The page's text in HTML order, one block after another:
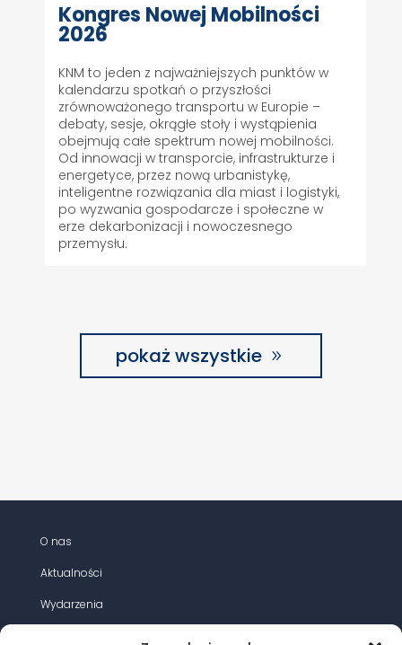
Kongres Nowej Mobilności
2026
KNM to jeden z najważniejszych punktów w
kalendarzu spotkań o przyszłości
zrównoważonego transportu w Europie –
debaty, sesje, okrągłe stoły i wystąpienia
obejmują całe spektrum nowej mobilności.
Od innowacji w transporcie, infrastrukturze i
energetyce, przez nową urbanistykę,
inteligentne rozwiązania dla miast i logistyki,
po wyzwania gospodarcze i społeczne w
erze dekarbonizacji i nowoczesnego
przemysłu.
pokaż wszystkie
O nas
Aktualności
Wydarzenia